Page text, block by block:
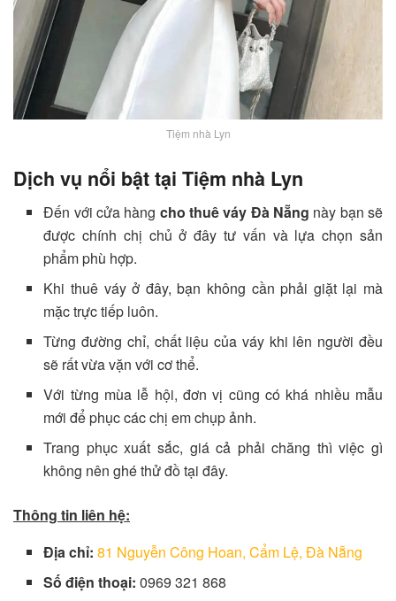
Tiệm nhà Lyn
Dịch vụ nổi bật tại Tiệm nhà Lyn
Đến với cửa hàng cho thuê váy Đà Nẵng này bạn sẽ
được chính chị chủ ở đây tư vấn và lựa chọn sản
phẩm phù hợp.
Khi thuê váy ở đây, bạn không cần phải giặt lại mà
mặc trực tiếp luôn.
Từng đường chỉ, chất liệu của váy khi lên người đều
sẽ rất vừa vặn với cơ thể.
Với từng mùa lễ hội, đơn vị cũng có khá nhiều mẫu
mới để phục các chị em chụp ảnh.
Trang phục xuất sắc, giá cả phải chăng thì việc gì
không nên ghé thử đồ tại đây.
Thông tin liên hệ:
Địa chỉ:81 Nguyễn Công Hoan, Cẩm Lệ, Đà Nẵng
Số điện thoại:0969 321 868